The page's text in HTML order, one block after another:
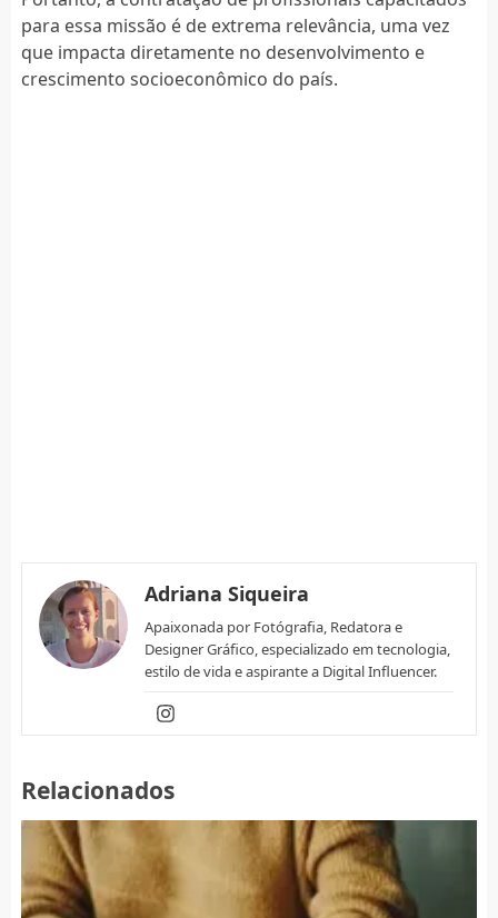
para essa missão é de extrema relevância, uma vez
que impacta diretamente no desenvolvimento e
crescimento socioeconômico do país.
Adriana Siqueira
Apaixonada por Fotógrafia, Redatora e
Designer Gráfico, especializado em tecnologia,
estilo de vida e aspirante a Digital Influencer.
Relacionados